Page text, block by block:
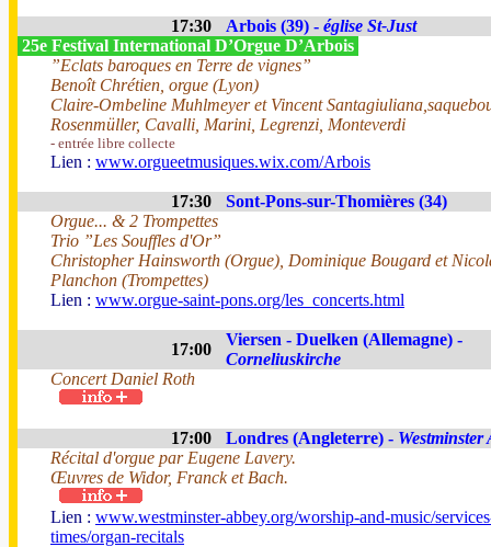
17:30 Arbois (39) - église St-Just
25e Festival International D’Orgue D’Arbois
”Eclats baroques en Terre de vignes”
Benoît Chrétien, orgue (Lyon)
Claire-Ombeline Muhlmeyer et Vincent
Rosenmüller, Cavalli, Marini, Legrenzi, Monteverdi
- entrée libre collecte
Lien : www.orgueetmusiques.wix.com/Arbois
17:30
Sont-Pons-sur-Thomières (34)
Orgue... & 2 Trompettes
Trio ”Les Souffles d'Or”
Christopher Hainsworth (Orgue), Dominique Bougard et
Planchon (Trompettes)
Lien : www.orgue-saint-pons.org/les_concerts.html
17:00
Viersen - Duelken (Allemagne) -
Corneliuskirche
Concert Daniel Roth
17:00 Londres (Angleterre) - Westminster
Récital d'orgue par Eugene Lavery.
Œuvres de Widor, Franck et Bach.
Lien : www.westminster-abbey.org/worship-and-music/
times/organ-recitals